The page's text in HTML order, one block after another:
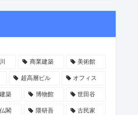
商業建築 美術館
超高層ビル オフィス
築 博物館 世田谷
閣 隈研吾 古民家